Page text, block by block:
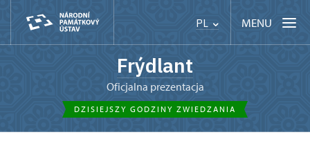
PL MENU
Frýdlant
Oficjalna prezentacja
DZISIEJSZY GODZINY ZWIEDZANIA